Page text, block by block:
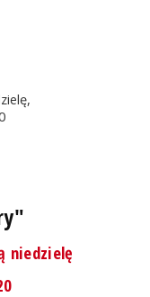
niedzielę